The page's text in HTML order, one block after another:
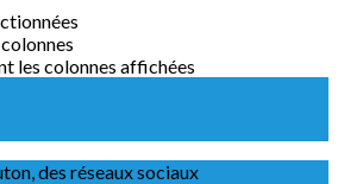
les colonnes affichées
des réseaux sociaux